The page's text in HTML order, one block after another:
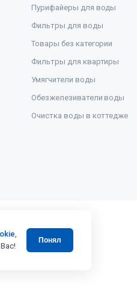
Пурифайеры для воды
Фильтры для воды
Товары без категории
Фильтры для квартиры
Умягчители воды
Обезжелезиватели воды
Очистка воды в коттедже
,
Понял